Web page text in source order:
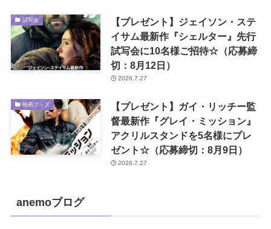
試写会
【プレゼント】ジェイソン・ステ
イサム最新作『シェルター』先行
試写会に10名様ご招待☆（応募締
切：8月12日）
2026.7.27
映画グッズ
【プレゼント】ガイ・リッチー監
督最新作『グレイ・ミッション』
アクリルスタンドを5名様にプレ
ゼント☆（応募締切：8月9日）
2026.7.27
anemoブログ